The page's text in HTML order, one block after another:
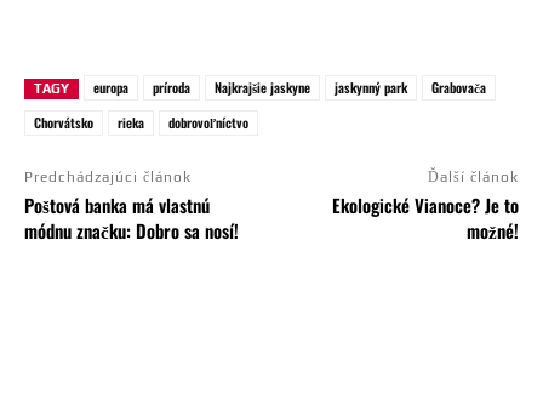
TAGY europa príroda Najkrajšie jaskyne jaskynný park
Grabovača
Chorvátsko
rieka dobrovoľníctvo
Predchádzajúci článok
Poštová banka má vlastnú
módnu značku: Dobro sa nosí!
Ďalší článok
Ekologické Vianoce? Je to
možné!